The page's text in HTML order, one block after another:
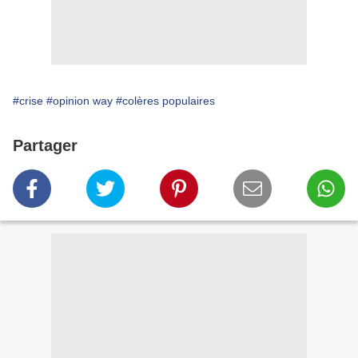
#crise #opinion way #colères populaires
Partager